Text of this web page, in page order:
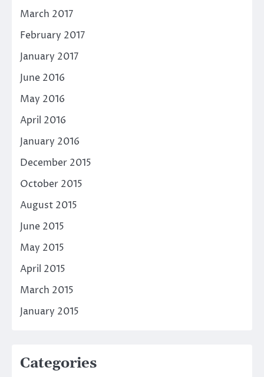
March 2017
February 2017
January 2017
June 2016
May 2016
April 2016
January 2016
December 2015
October 2015
August 2015
June 2015
May 2015
April 2015
March 2015
January 2015
Categories